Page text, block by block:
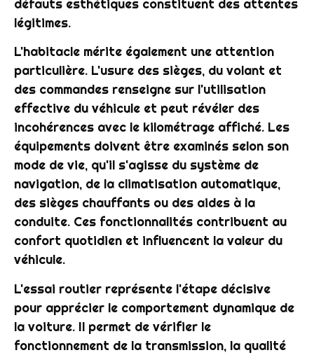
défauts esthétiques constituent des attentes
légitimes.
L'habitacle mérite également une attention
particulière. L'usure des sièges, du volant et
des commandes renseigne sur l'utilisation
effective du véhicule et peut révéler des
incohérences avec le kilométrage affiché. Les
équipements doivent être examinés selon son
mode de vie, qu'il s'agisse du système de
navigation, de la climatisation automatique,
des sièges chauffants ou des aides à la
conduite. Ces fonctionnalités contribuent au
confort quotidien et influencent la valeur du
véhicule.
L'essai routier représente l'étape décisive
pour apprécier le comportement dynamique de
la voiture. Il permet de vérifier le
fonctionnement de la transmission, la qualité